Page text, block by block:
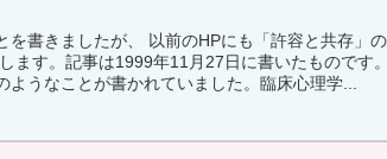
を書きましたが、 以前のHPにも「許容と共存」
ます。記事は1999年11月27日に書いたものです
ようなことが書かれていました。臨床心理学...